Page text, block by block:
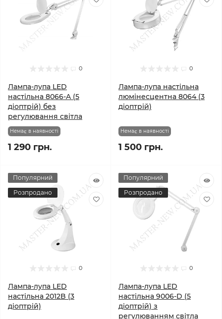
0
Лампа-лупа LED
настільна 8066-A (5
діоптрій) без
регулювання світла
Немає в наявності
1 290 грн.
0
Лампа-лупа настільна
люмінесцентна 8064 (3
діоптрій)
Немає в наявності
1 500 грн.
Популярний
Розпродано
0
Лампа-лупа LED
настільна 2012B (3
діоптрій)
Популярний
Розпродано
0
Лампа-лупа LED
настільна 9006-D (5
діоптрій) з
регулюванням світла